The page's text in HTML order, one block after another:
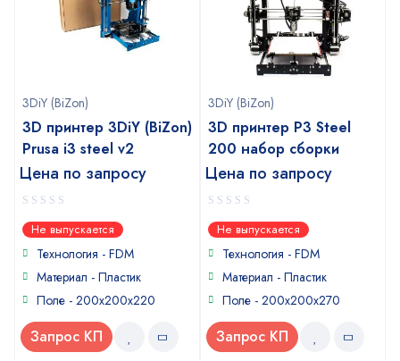
3DiY (BiZon)
3D принтер 3DiY (BiZon)
Prusa i3 steel v2
Цена по запросу
0
out
of
Не выпускается
Технология - FDM
Материал - Пластик
Поле - 200x200x220
Запрос КП
3DiY (BiZon)
3D принтер P3 Steel
200 набор сборки
Цена по запросу
0
out
of
Не выпускается
Технология - FDM
Материал - Пластик
Поле - 200х200х270
Запрос КП